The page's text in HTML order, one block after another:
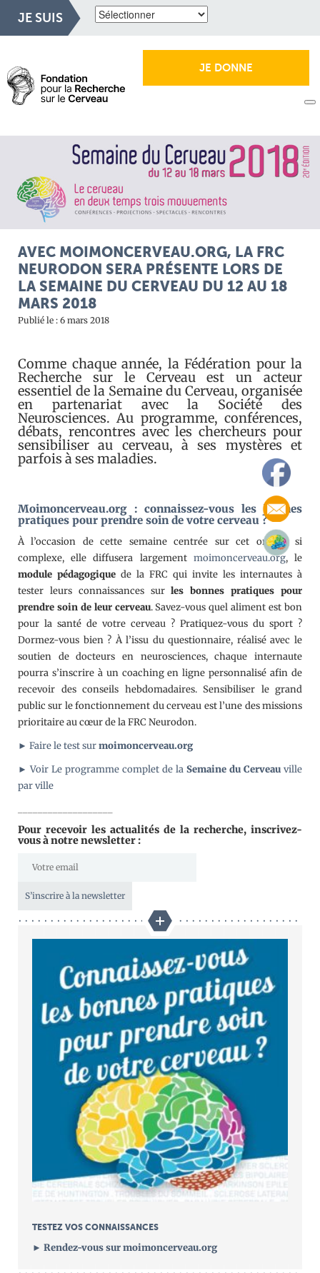
JE SUIS
JE DONNE
AVEC MOIMONCERVEAU.ORG, LA FRC
NEURODON SERA PRÉSENTE LORS DE
LA SEMAINE DU CERVEAU DU 12 AU 18
MARS 2018
Publié le : 6 mars 2018
Comme chaque année, la Fédération pour la
Recherche sur le Cerveau est un acteur
essentiel de la Semaine du Cerveau, organisée
en partenariat avec la Société des
Neurosciences. Au programme, conférences,
débats, rencontres avec les chercheurs pour
sensibiliser au cerveau, à ses mystères et
parfois à ses maladies.
Moimoncerveau.org : connaissez-vous les bonnes
pratiques pour prendre soin de votre cerveau ?
À l’occasion de cette semaine centrée sur cet organe si
complexe, elle diffusera largement moimoncerveau.org, le
module pédagogique de la FRC qui invite les internautes à
tester leurs connaissances surles bonnes pratiques pour
prendre soin de leur cerveau. Savez-vous quel aliment est bon
pour la santé de votre cerveau ? Pratiquez-vous du sport ?
Dormez-vous bien ? À l’issu du questionnaire, réalisé avec le
soutien de docteurs en neurosciences, chaque internaute
pourra s’inscrire à un coaching en ligne personnalisé afin de
recevoir des conseils hebdomadaires. Sensibiliser le grand
public sur le fonctionnement du cerveau est l’une des missions
prioritaire au cœur de la FRC Neurodon.
► Faire le test surmoimoncerveau.org
► Voir Le programme complet de la Semaine du Cerveau ville
par ville
Pour recevoir les actualités de la recherche, inscrivez-
vous à notre newsletter :
S’inscrire à la newsletter
TESTEZ VOS CONNAISSANCES
► Rendez-vous sur moimoncerveau.org